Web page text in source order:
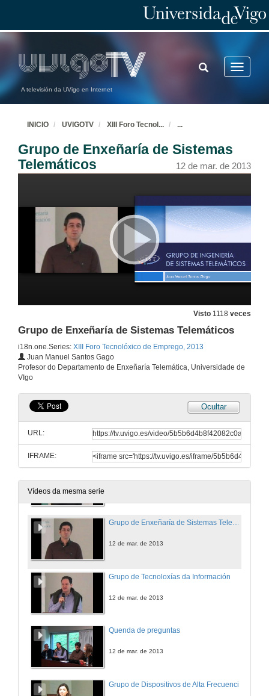
A televisión da UVigo en Internet
Toggle
TOGGLE
SEARCH
INICIO UVIGOTV XIII Foro Tecnol ... ...
Grupo de Enxeñaría de Sistemas
Telemáticos
12 de mar. de 2013
Visto 1118 veces
Grupo de Enxeñaría de Sistemas Telemáticos
i18n.one.Series: XIII Foro Tecnolóxico de Emprego, 2013
Juan Manuel Santos Gago
Profesor do Departamento de Enxeñaría Telemática, Universidade de
VIgo
Ocultar
URL:
IFRAME:
Vídeos da mesma serie
Presentación
12 de mar. de 2013
Departamento de Tecnoloxía Electrónica
Grupo de Laboratorio de Redes
12 de mar. de 2013
Grupo de Servicios para a Sociedade da Información
Grupo de Enxeñaría de Sistemas Telemáticos
12 de mar. de 2013
Grupo de Tecnoloxías da Información
12 de mar. de 2013
Quenda de preguntas
12 de mar. de 2013
Grupo de Dispositivos de Alta Frecuencia